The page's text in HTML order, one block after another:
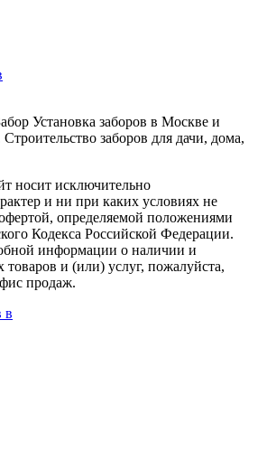
Установка заборов в Москве и
заборов для дачи, дома,
носит исключительно
и ни при каких условиях не
определяемой положениями
Кодекса Российской Федерации.
информации о наличии и
товаров и (или) услуг, пожалуйста,
продаж.
в